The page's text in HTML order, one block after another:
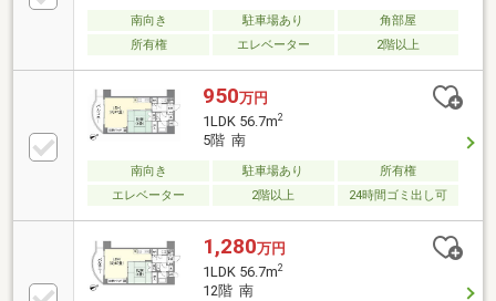
南向き 駐車場あり
角部屋
所有権
エレベーター 2階以上
950万円
1LDK 56.7m2
5階 南
南向き 駐車場あり
所有権
エレベーター
2階以上 24時間ゴミ出し可
1,280万円
1LDK 56.7m2
12階 南